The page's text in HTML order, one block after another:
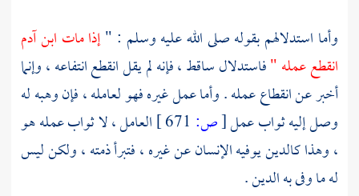
وأما استدلالهم بقوله صلى الله عليه وسلم : "إذا مات ابن آدم
انقطع عمله "فاستدلال ساقط ، فإنه لم يقل انقطع انتفاعه ، وإنما
أخبر عن انقطاع عمله . وأما عمل غيره فهو لعامله ، فإن وهبه له
وصل إليه ثواب عمل[ص:
العامل ، لا ثواب عمله هو
، وهذا كالدين يوفيه الإنسان عن غيره ، فتبرأ ذمته ، ولكن ليس
له ما وفى به الدين .